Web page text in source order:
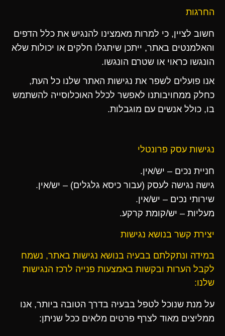
החרגות
חשוב לציין, כי למרות מאמצינו להנגיש את כלל הדפים
והאלמנטים באתר, ייתכן שיתגלו חלקים או יכולות שלא
הונגשו כראוי או שטרם הונגשו.
אנו פועלים לשפר את נגישות האתר שלנו כל העת,
כחלק ממחויבותנו לאפשר לכלל האוכלוסייה להשתמש
בו, כולל אנשים עם מוגבלות.
נגישות עסק פרונטלי
חניית נכים – יש/אין.
גישה נגישה לעסק (עבור כיסא גלגלים) – יש/אין.
שירותי נכים – יש/אין.
מעליות – יש/קומת קרקע.
יצירת קשר בנושא נגישות
במידה ונתקלתם בבעיה בנושא נגישות באתר, נשמח
לקבל הערות ובקשות באמצעות פנייה לרכז הנגישות
שלנו:
על מנת שנוכל לטפל בבעיה בדרך הטובה ביותר, אנו
ממליצים מאוד לצרף פרטים מלאים ככל שניתן: